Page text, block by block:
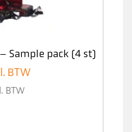
Sample pack (4 st)
BTW
BTW